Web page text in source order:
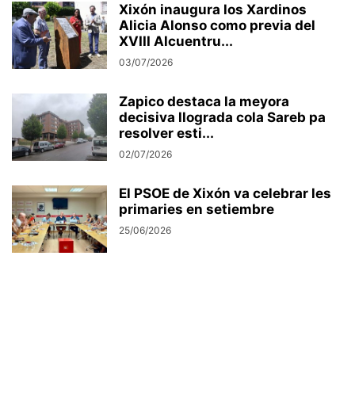
Xixón inaugura los Xardinos
Alicia Alonso como previa del
XVIII Alcuentru...
03/07/2026
Zapico destaca la meyora
decisiva llograda cola Sareb pa
resolver esti...
02/07/2026
El PSOE de Xixón va celebrar les
primaries en setiembre
25/06/2026